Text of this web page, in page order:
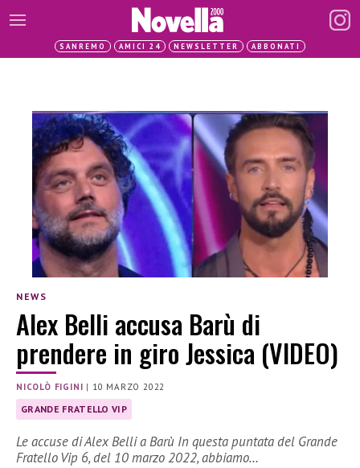
SANREMO AMICI 24 NEWSLETTER ABBONATI
NEWS
Alex Belli accusa Barù di
prendere in giro Jessica (VIDEO)
NICOLÒ FIGINI | 10 MARZO 2022
GRANDE FRATELLO VIP
Le accuse di Alex Belli a Barù In questa puntata del Grande
Fratello Vip 6, del 10 marzo 2022, abbiamo…